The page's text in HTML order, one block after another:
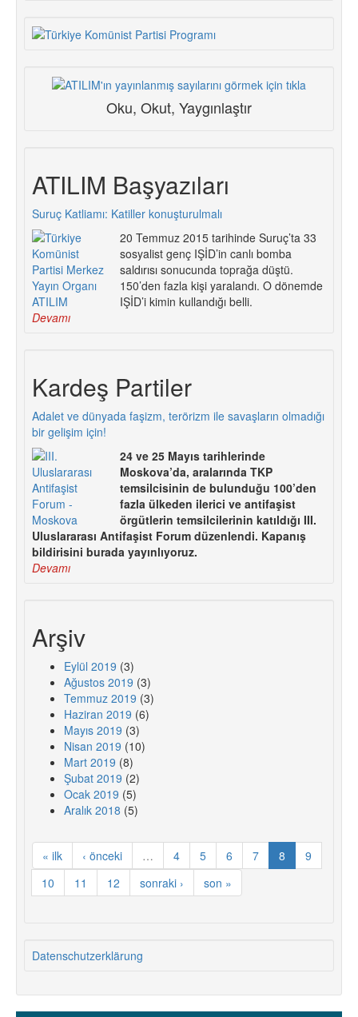
Oku, Okut, Yaygınlaştır
ATILIM Başyazıları
Suruç Katliamı: Katiller konuşturulmalı
20 Temmuz 2015 tarihinde Suruç’ta 33
sosyalist genç IŞİD’in canlı bomba
saldırısı sonucunda toprağa düştü.
150’den fazla kişi yaralandı. O dönemde
IŞİD’i kimin kullandığı belli.
Devamı
Kardeş Partiler
Adalet ve dünyada faşizm, terörizm ile savaşların olmadığı
bir gelişim için!
24 ve 25 Mayıs tarihlerinde
Moskova’da, aralarında TKP
temsilcisinin de bulunduğu 100’den
fazla ülkeden ilerici ve antifaşist
örgütlerin temsilcilerinin katıldığı III.
Uluslararası Antifaşist Forum düzenlendi. Kapanış
bildirisini burada yayınlıyoruz.
Devamı
Arşiv
Eylül 2019 (3)
Ağustos 2019 (3)
Temmuz 2019 (3)
Haziran 2019 (6)
Mayıs 2019 (3)
Nisan 2019 (10)
Mart 2019 (8)
Şubat 2019 (2)
Ocak 2019 (5)
Aralık 2018 (5)
« ilk ‹ önceki … 4 5 6 7 8
9
10
11 12 sonraki › son »
Datenschutzerklärung